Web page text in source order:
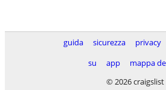
guida sicurezza privacy
su
app
mappa
© 2026 craigslist